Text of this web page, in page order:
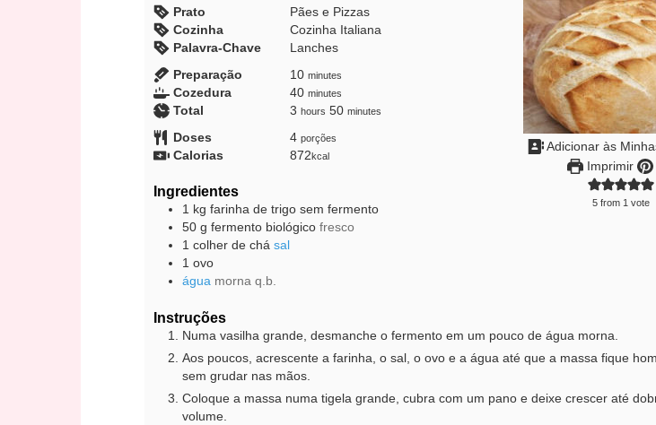
Adicionar às
Imprimir
5 from 1 vote
Prato
Pães e Pizzas
Cozinha
Cozinha Italiana
Palavra-Chave
Lanches
Preparação
10minutes
minutes
Cozedura 40minutes
minutes
Total 3hours
hours 50minutes
minutes
Doses 4 porções
Calorias 872kcal
Ingredientes
1 kg farinha de trigo sem fermento
50 g fermento biológico fresco
1 colher de chá sal
1 ovo
água morna q.b.
Instruções
Numa vasilha grande, desmanche o fermento em um pouco de água morna.
Aos poucos, acrescente a farinha, o sal, o ovo e a água até que a massa fique
sem grudar nas mãos.
Coloque a massa numa tigela grande, cubra com um pano e deixe crescer até
volume.